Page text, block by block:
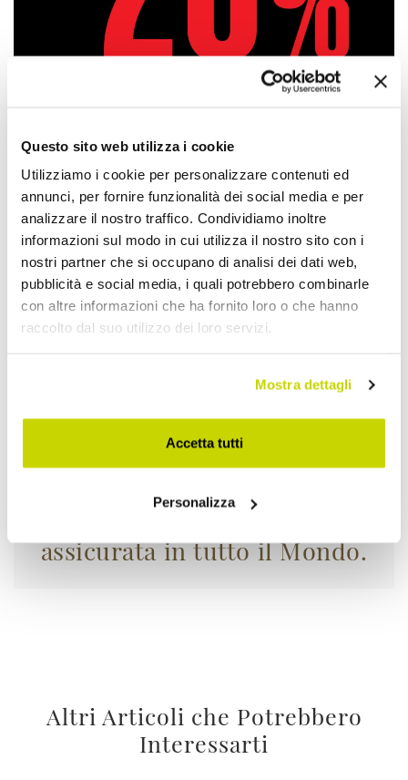
Questo sito web utilizza i cookie
Utilizziamo i cookie per personalizzare contenuti ed
annunci, per fornire funzionalità dei social media e per
analizzare il nostro traffico. Condividiamo inoltre
informazioni sul modo in cui utilizza il nostro sito con i
nostri partner che si occupano di analisi dei dati web,
pubblicità e social media, i quali potrebbero combinarle
con altre informazioni che ha fornito loro o che hanno
raccolto dal suo utilizzo dei loro servizi.
Mostra dettagli
Accetta tutti
Personalizza
Approfittane subito!
La tua merce viaggia
assicurata in tutto il Mondo.
Altri Articoli che Potrebbero
Interessarti